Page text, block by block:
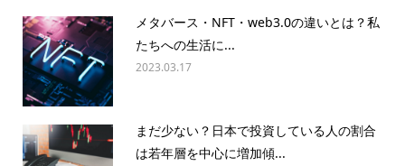
メタバース・NFT・web3.0の違いとは？私
たちへの生活に...
2023.03.17
まだ少ない？日本で投資している人の割合
は若年層を中心に増加傾...